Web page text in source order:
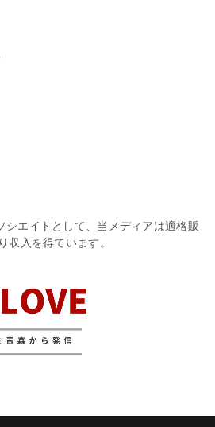
シエイトとして、当メディアは適格販
収入を得ています。